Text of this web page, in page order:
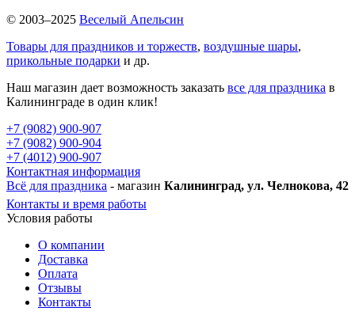
© 2003–2025 Веселый Апельсин
Товары для праздников и торжеств, воздушные шары,
прикольные подарки и др.
Наш магазин дает возможность заказать все для праздника в
Калининграде в один клик!
+7 (9082) 900-907
+7 (9082) 900-904
+7 (4012) 900-907
Контактная информация
Всё для праздника - магазин Калининград, ул. Челнокова, 42
Контакты и время работы
Условия работы
О компании
Доставка
Оплата
Отзывы
Контакты